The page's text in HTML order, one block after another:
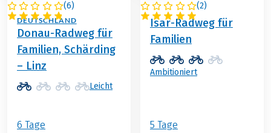
(6)
ÖSTERREICH /
DEUTSCHLAND
Donau-Radweg für
Familien, Schärding
– Linz
Leicht
6 Tage
(2)
DEUTSCHLAND
Isar-Radweg für
Familien
Ambitioniert
5 Tage